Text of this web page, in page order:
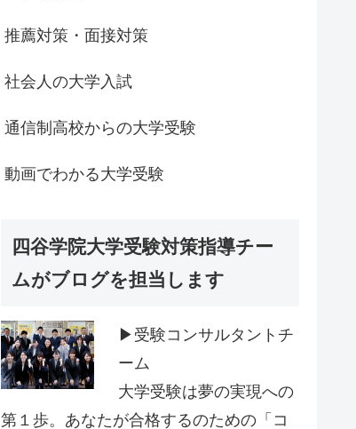
推薦対策・面接対策
社会人の大学入試
通信制高校からの大学受験
動画でわかる大学受験
四谷学院大学受験対策指導チー
ムがブログを担当します
▶受験コンサルタントチ
ーム
大学受験は夢の実現への
第１歩。あなたが合格するのための「コ